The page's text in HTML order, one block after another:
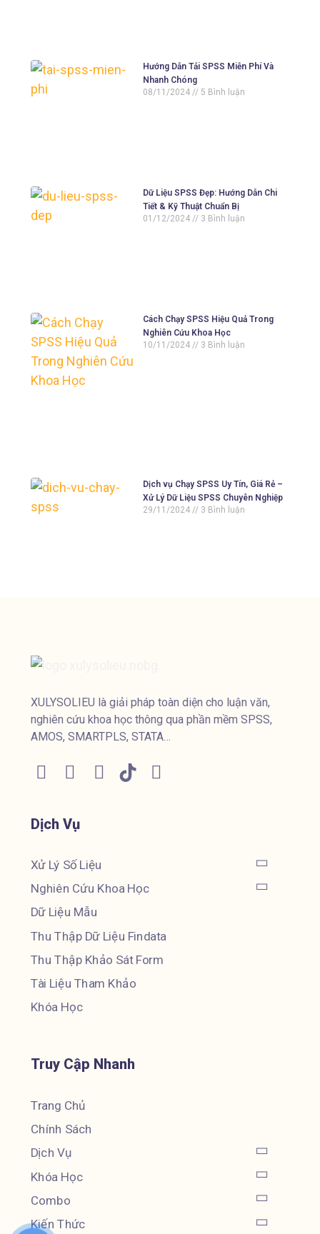
Hướng Dẫn Tải SPSS Miễn Phí Và
Nhanh Chóng
08/11/2024
5 Bình luận
Dữ Liệu SPSS Đẹp: Hướng Dẫn Chi
Tiết & Kỹ Thuật Chuẩn Bị
01/12/2024
3 Bình luận
Cách Chạy SPSS Hiệu Quả Trong
Nghiên Cứu Khoa Học
10/11/2024
3 Bình luận
Dịch vụ Chạy SPSS Uy Tín, Giá Rẻ –
Xử Lý Dữ Liệu SPSS Chuyên Nghiệp
29/11/2024
3 Bình luận
XULYSOLIEU là giải pháp toàn diện cho luận văn,
nghiên cứu khoa học thông qua phần mềm SPSS,
AMOS, SMARTPLS, STATA…
Dịch Vụ
Xử Lý Số Liệu
Nghiên Cứu Khoa Học
Dữ Liệu Mẫu
Thu Thập Dữ Liệu Findata
Thu Thập Khảo Sát Form
Tài Liệu Tham Khảo
Khóa Học
Truy Cập Nhanh
Trang Chủ
Chính Sách
Dịch Vụ
Khóa Học
Combo
Kiến Thức